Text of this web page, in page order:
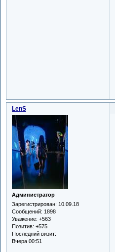
LenS
Администратор
Зарегистрирован: 10.09.18
Сообщений: 1898
Уважение: +563
Позитив: +575
Последний визит:
Вчера 00:51